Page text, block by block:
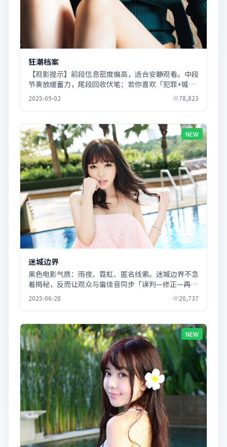
狂潮档案
【观影提示】前段信息密度偏高，适合安静观看。中段
节奏放缓蓄力，尾段回收伏笔；若你喜欢「犯罪+城市
质感」，《狂潮档案》会相当对味。
2025-09-02 78,823
NEW
迷城边界
黑色电影气质：雨夜、霓虹、匿名线索。迷城边界不急
着揭秘，反而让观众与雷佳音同步「误判—修正—再误
判」。
2025-06-28 20,737
NEW